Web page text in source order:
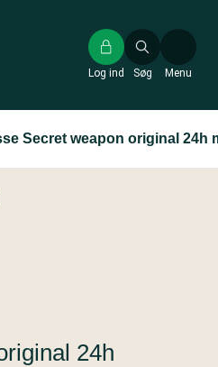
Søg
Log ind Menu
Secret weapon original 24h
24h